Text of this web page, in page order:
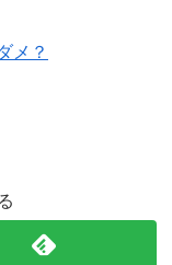
メ？